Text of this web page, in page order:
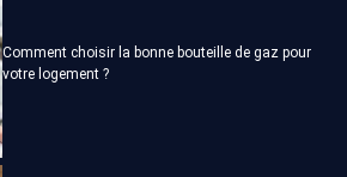
Comment choisir la bonne bouteille de gaz pour
votre logement ?